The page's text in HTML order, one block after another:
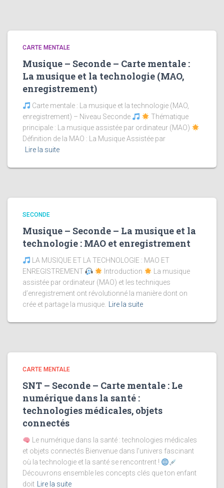
CARTE MENTALE
Musique – Seconde – Carte mentale :
La musique et la technologie (MAO,
enregistrement)
Carte mentale : La musique et la technologie (MAO,
enregistrement) – Niveau Seconde
Thématique
principale : La musique assistée par ordinateur (MAO)
Définition de la MAO : La Musique Assistée par
Lire la suite
SECONDE
Musique – Seconde – La musique et la
technologie : MAO et enregistrement
LA MUSIQUE ET LA TECHNOLOGIE : MAO ET
ENREGISTREMENT
Introduction
La musique
assistée par ordinateur (MAO) et les techniques
d’enregistrement ont révolutionné la manière dont on
crée et partage la musique. Lire la suite
CARTE MENTALE
SNT – Seconde – Carte mentale : Le
numérique dans la santé :
technologies médicales, objets
connectés
Le numérique dans la santé : technologies médicales
et objets connectés Bienvenue dans l’univers fascinant
où la technologie et la santé se rencontrent !
Découvrons ensemble les concepts clés que ton enfant
doit Lire la suite